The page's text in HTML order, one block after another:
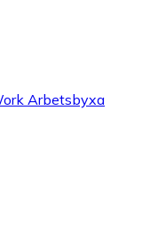
Arbetsbyxa